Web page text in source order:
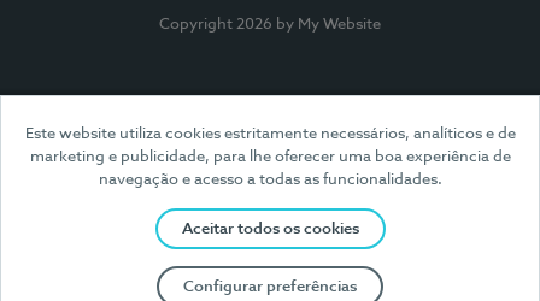
Este website utiliza cookies estritamente necessários, analíticos e de
marketing e publicidade, para lhe oferecer uma boa experiência de
navegação e acesso a todas as funcionalidades.
Aceitar todos os cookies
Configurar preferências
Copyright 2026 by My Website